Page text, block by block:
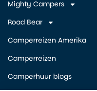
Mighty Campers
Road Bear
Camperreizen Amerika
Camperreizen
Camperhuur blogs